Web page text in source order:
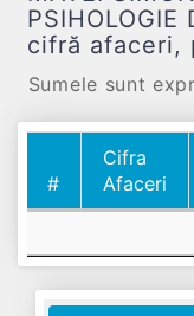
cifră afaceri,
Sumele sunt
#
Cifra
Afaceri
Afaceri